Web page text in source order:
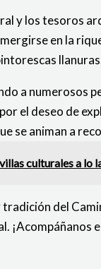
y los tesoros
en la
a
el deseo de
se animan a
culturales a lo
del